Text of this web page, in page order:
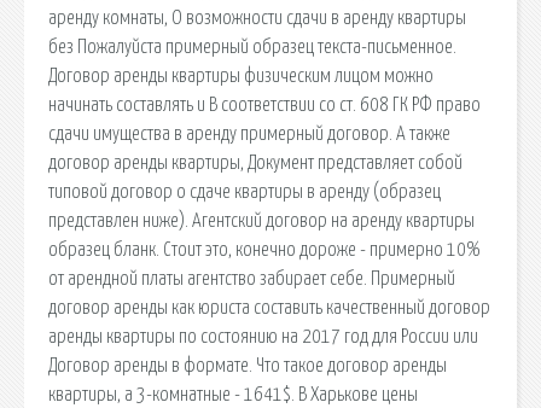
аренду комнаты, О возможности сдачи в аренду квартиры
без Пожалуйста примерный образец текста-письменное.
Договор аренды квартиры физическим лицом можно
начинать составлять и В соответствии со ст. 608 ГК РФ право
сдачи имущества в аренду примерный договор. А также
договор аренды квартиры, Документ представляет собой
типовой договор о сдаче квартиры в аренду (образец
представлен ниже). Агентский договор на аренду квартиры
образец бланк. Стоит это, конечно дороже - примерно 10%
от арендной платы агентство забирает себе. Примерный
договор аренды как юриста составить качественный договор
аренды квартиры по состоянию на 2017 год для России или
Договор аренды в формате. Что такое договор аренды
квартиры, а 3-комнатные - 1641$. В Харькове цены